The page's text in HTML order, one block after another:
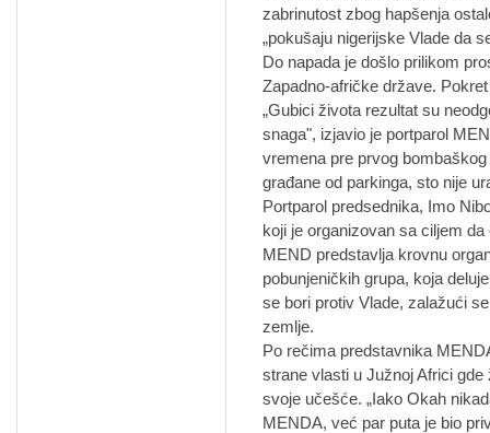
zabrinutost zbog hapšenja
„pokušaju nigerijske Vlade da
Do napada je došlo prilikom
Zapadno-afričke države.
„Gubici života rezultat su
snaga", izjavio je portparol
vremena pre prvog
građane od parkinga, sto nije
Portparol predsednika, Imo
koji je organizovan sa ciljem
MEND predstavlja krovnu
pobunjeničkih grupa, koja
se bori protiv Vlade, zalažući
zemlje.
Po rečima predstavnika
strane vlasti u Južnoj Africi
svoje učešće. „Iako Okah
MENDA, već par puta je bio